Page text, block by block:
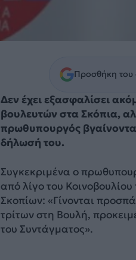
Προσθήκη του
Δεν έχει εξασφαλίσει
βουλευτών στα Σκόπια,
πρωθυπουργός
δήλωσή του.
Συγκεκριμένα ο
από λίγο του
Σκοπίων: «Γίνονται
τρίτων στη Βουλή,
του Συντάγματος».